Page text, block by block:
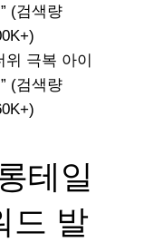
(검색량
위 극복 아이
(검색량
테일
드 발